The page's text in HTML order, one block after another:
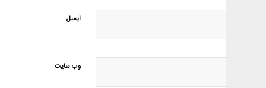
ایمیل
وب‌ سایت